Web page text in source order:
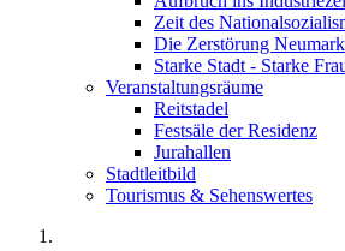
Zeit des
Die Zerstörung
Starke Stadt - Starke
Veranstaltungsräume
Reitstadel
Festsäle der Residenz
Jurahallen
Stadtleitbild
Tourismus & Sehenswertes